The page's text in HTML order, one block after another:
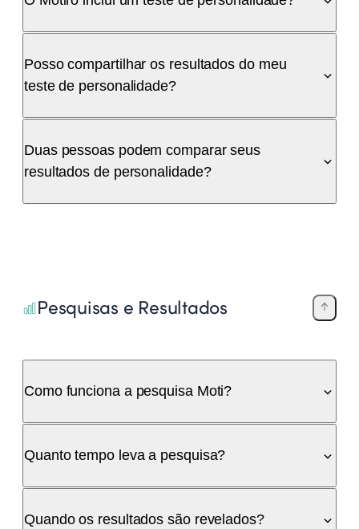
Posso compartilhar os resultados do meu
teste de personalidade?
Duas pessoas podem comparar seus
resultados de personalidade?
Pesquisas e Resultados
Como funciona a pesquisa Moti?
Quanto tempo leva a pesquisa?
Quando os resultados são revelados?